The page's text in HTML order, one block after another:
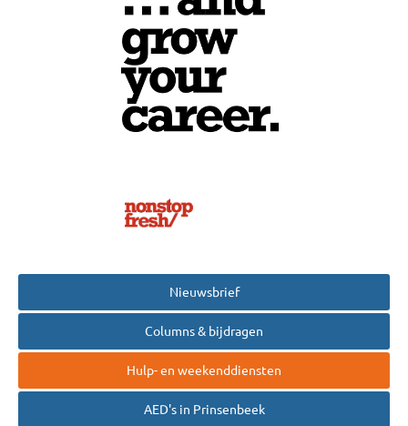
Nieuwsbrief
Columns & bijdragen
Hulp- en weekenddiensten
AED's in Prinsenbeek